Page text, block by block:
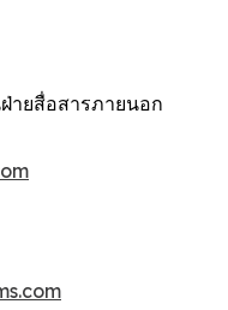
ายสื่อสารภายนอก